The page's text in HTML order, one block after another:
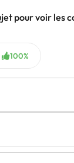
pour voir les
100%